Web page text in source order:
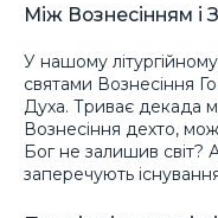
Між Вознесінням і
У нашому
святами Вознесіння
Духа. Триває декада
Вознесіння дехто,
Бог не залишив світ?
заперечують